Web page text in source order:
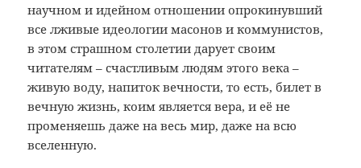
научном и идейном отношении опрокинувший
все лживые идеологии масонов и коммунистов,
в этом страшном столетии дарует своим
читателям – счастливым людям этого века –
живую воду, напиток вечности, то есть, билет в
вечную жизнь, коим является вера, и её не
променяешь даже на весь мир, даже на всю
вселенную.